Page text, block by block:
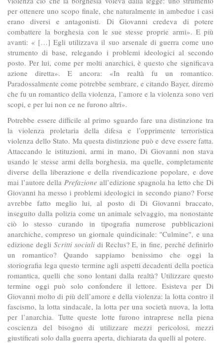
per ottenere uno scopo finale, che naturalmente in ambedue i casi
erano diversi e antagonisti. Di Giovanni credeva di potere
combattere la borghesia con le sue stesse proprie armi». E più
avanti: « […] Egli utilizzava il suo arsenale di guerra come uno
strumento di base, relegando i problemi ideologici al secondo
posto. Per lui, come per molti anarchici, è questo che significava
azione diretta». E ancora: «In realtà fu un romantico.
Paradossalmente come potrebbe sembrare, e citando Bayer, diremo
che fu un romantico della violenza, l’amore e la violenza sono veri
scopi, e per lui non ce ne furono altri».
Potrebbe essere difficile al primo sguardo fare una distinzione tra
la violenza proletaria della difesa e l’opprimente terroristica
violenza dello Stato. Ma questa distinzione può e deve essere fatta.
Attaccando le istituzioni, armi in mano, Di Giovanni non stava
usando le stesse armi della borghesia, ma quelle, completamente
diverse della liberazione e della rivendicazione popolare, e dove
mai l’autore della Prefazione all’edizione spagnola ha letto che Di
Giovanni ha messo i problemi ideologici in secondo piano? Forse
avrebbe fatto meglio lui, al posto di Di Giovanni braccato,
inseguito dalla polizia come un animale selvaggio, ma nonostante
ciò lo stesso curando in tipografia numerose pubblicazioni
anarchiche, compreso un giornale quindicinale: "Culmine", e una
edizione degli Scritti socialidi Reclus? E, in fine, perché definirlo
un romantico? Quando sappiamo benissimo che oggi la
storiografia lega questo termine agli aspetti decadenti della poetica
romantica, quelli che sono lontani dalla realtà? Utilizzare questo
termine oggi può solo confondere il lettore. Esisteva per Di
Giovanni molto di più dell’amore e della violenza: la lotta contro il
fascismo, la lotta sindacale, la lotta per una società nuova, la lotta
per l’anarchia. Tutte queste lotte furono intraprese nella piena
coscienza del bisogno di utilizzare mezzi pericolosi, mezzi
giustificati solo dalla guerra aperta, dichiarata da quelli al potere.